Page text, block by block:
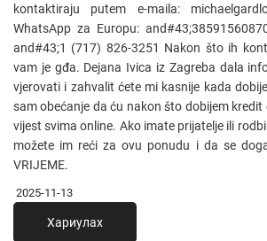
kontaktiraju putem e-maila:
WhatsApp za Europu:
and#43;1 (717) 826-3251 Nakon što ih
vam je gđa. Dejana Ivica iz Zagreba dala
vjerovati i zahvalit ćete mi kasnije kada
sam obećanje da ću nakon što dobijem
vijest svima online. Ako imate prijatelje ili
možete im reći za ovu ponudu i da se
VRIJEME.
2025-11-13
Хариулах